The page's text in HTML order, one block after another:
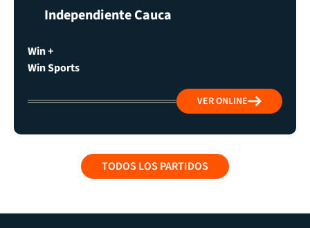
Independiente Cauca
Win +
Win Sports
VER ONLINE
TODOS LOS PARTIDOS